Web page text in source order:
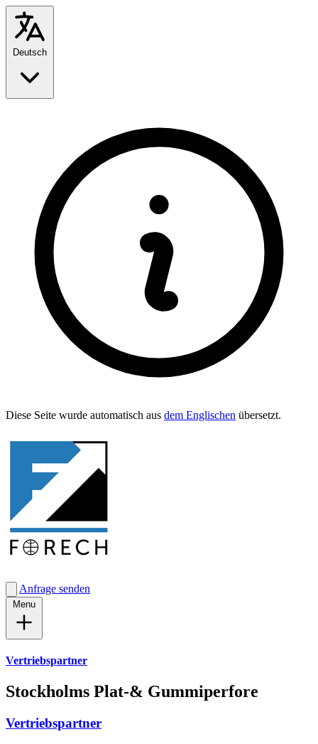
Diese Seite wurde automa­tisch aus dem Englis­chen übersetzt.
Anfrage senden
Vertriebspartner
Stockholms Plat-& Gummiperfore
Vertriebspartner